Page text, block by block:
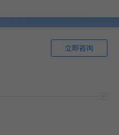
立即咨询